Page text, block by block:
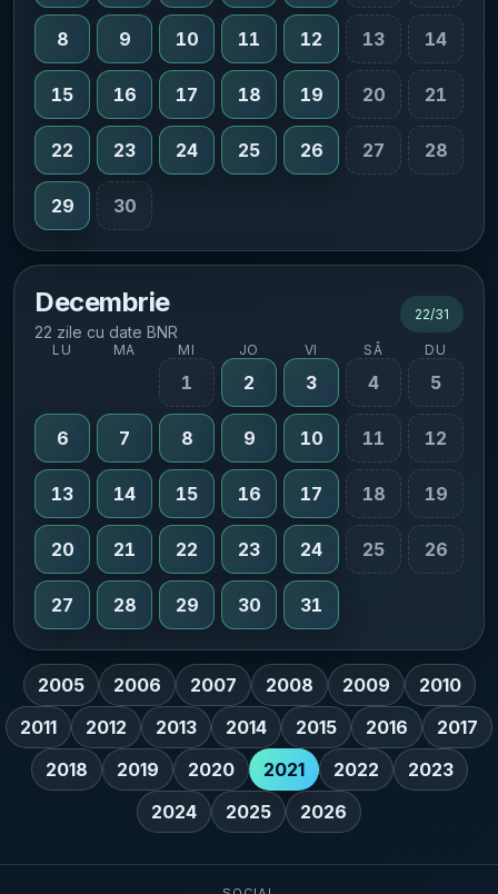
8 9 10 11 12 13 14
15 16 17 18 19 20 21
22 23 24 25 26 27 28
29 30
Decembrie
22 zile cu date BNR
22/31
LU MA MI JO VI SÂ DU
1 2 3 4 5
6 7 8 9 10 11 12
13 14 15 16 17 18 19
20 21 22 23 24 25 26
27 28 29 30 31
2005 2006 2007 2008 2009
2010
2011
2012 2013 2014 2015 2016
2017
2018
2019 2020 2021 2022
2023
2024
2025 2026